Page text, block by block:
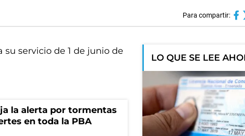
Para compartir:
su servicio de 1 de junio de
la alerta por tormentas
en toda la PBA
LO QUE SE LEE